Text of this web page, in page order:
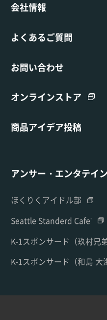
会社情報
よくあるご質問
お問い合わせ
オンラインストア
商品アイデア投稿
アンサー・エンタテイ
ほくりくアイドル部
Seattle Standerd Cafe'
K-1スポンサード（玖村兄弟
K-1スポンサード（和島 大